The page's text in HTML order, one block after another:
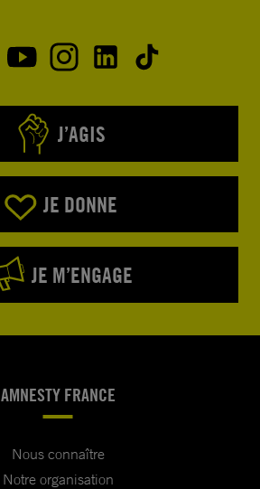
J’AGIS
JE DONNE
JE M’ENGAGE
AMNESTY FRANCE
Nous connaître
Notre organisation